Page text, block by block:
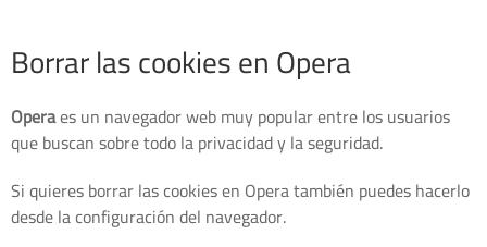
Borrar las cookies en Opera
Operaes un navegador web muy popular entre los usuarios
que buscan sobre todo la privacidad y la seguridad.
Si quieres borrar las cookies en Opera también puedes hacerlo
desde la configuración del navegador.